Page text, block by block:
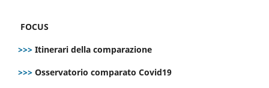
FOCUS
>>> Itinerari della comparazione
>>> Osservatorio comparato Covid19